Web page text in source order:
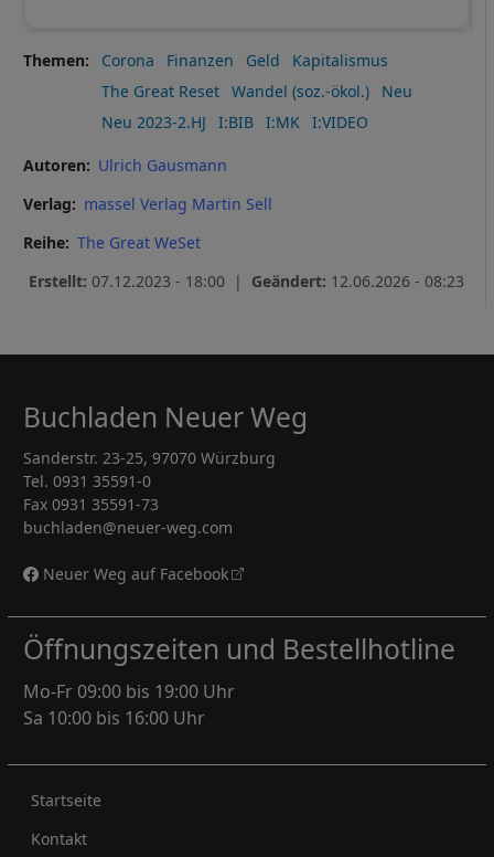
Themen Corona Finanzen Geld
Kapitalismus
The Great Reset
Wandel (soz.-ökol.)
Neu
Neu 2023-2.HJ
I:BIB I:MK I:VIDEO
Autoren
Ulrich Gausmann
Verlag
massel Verlag Martin Sell
Reihe The Great WeSet
Erstellt: 07.12.2023 - 18:00 | Geändert: 12.06.2026 - 08:23
Buchladen Neuer Weg
Sanderstr. 23-25, 97070 Würzburg
Tel. 0931 35591-0
Fax 0931 35591-73
buchladen@neuer-weg.com
Neuer Weg auf Facebook
Öffnungszeiten und Bestellhotline
Mo-Fr 09:00 bis 19:00 Uhr
Sa 10:00 bis 16:00 Uhr
Rechtliches
Startseite
Kontakt